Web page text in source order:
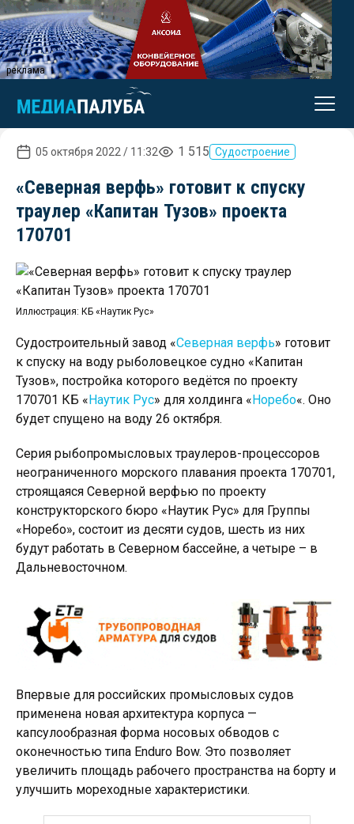
реклама
05 октября 2022 / 11:32 1 515 Судостроение
«Северная верфь» готовит к спуску
траулер «Капитан Тузов» проекта
170701
Иллюстрация: КБ «Наутик Рус»
Судостроительный завод «Северная верфь» готовит
к спуску на воду рыболовецкое судно «Капитан
Тузов», постройка которого ведётся по проекту
170701 КБ «Наутик Рус» для холдинга «Норебо«. Оно
будет спущено на воду 26 октября.
Серия рыбопромысловых траулеров-процессоров
неограниченного морского плавания проекта 170701,
строящаяся Северной верфью по проекту
конструкторского бюро «Наутик Рус» для Группы
«Норебо», состоит из десяти судов, шесть из них
будут работать в Северном бассейне, а четыре – в
Дальневосточном.
Впервые для российских промысловых судов
применена новая архитектура корпуса —
капсулообразная форма носовых обводов с
оконечностью типа Enduro Bow. Это позволяет
увеличить площадь рабочего пространства на борту и
улучшить мореходные характеристики.